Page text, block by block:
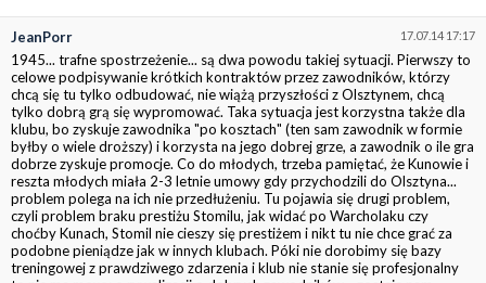
17.07.14 17:17
JeanPorr
1945... trafne spostrzeżenie... są dwa powodu takiej sytuacji. Pierwszy to
celowe podpisywanie krótkich kontraktów przez zawodników, którzy
chcą się tu tylko odbudować, nie wiążą przyszłości z Olsztynem, chcą
tylko dobrą grą się wypromować. Taka sytuacja jest korzystna także dla
klubu, bo zyskuje zawodnika "po kosztach" (ten sam zawodnik w formie
byłby o wiele droższy) i korzysta na jego dobrej grze, a zawodnik o ile gra
dobrze zyskuje promocje. Co do młodych, trzeba pamiętać, że Kunowie i
reszta młodych miała 2-3 letnie umowy gdy przychodzili do Olsztyna...
problem polega na ich nie przedłużeniu. Tu pojawia się drugi problem,
czyli problem braku prestiżu Stomilu, jak widać po Warcholaku czy
choćby Kunach, Stomil nie cieszy się prestiżem i nikt tu nie chce grać za
podobne pieniądze jak w innych klubach. Póki nie dorobimy się bazy
treningowej z prawdziwego zdarzenia i klub nie stanie się profesjonalny